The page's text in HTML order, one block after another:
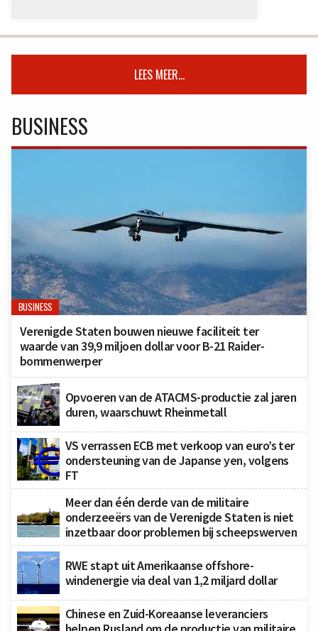
LEES MEER...
BUSINESS
BUSINESS
Verenigde Staten bouwen nieuwe faciliteit ter
waarde van 39,9 miljoen dollar voor B-21 Raider-
bommenwerper
Opvoeren van de ATACMS-productie zal jaren
duren, waarschuwt Rheinmetall
VS verrassen ECB met verkoop van euro’s ter
ondersteuning van de Japanse yen, volgens
FT
Meer dan één derde van de militaire
onderzeeërs van de Verenigde Staten is niet
inzetbaar door problemen bij scheepswerven
RWE stapt uit Amerikaanse offshore-
windenergie via deal van 1,2 miljard dollar
Chinese en Zuid-Koreaanse leveranciers